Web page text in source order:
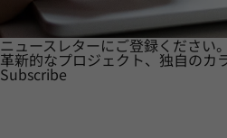
ニュースレターにご登録ください
革新的なプロジェクト、独自のカ
Subscribe